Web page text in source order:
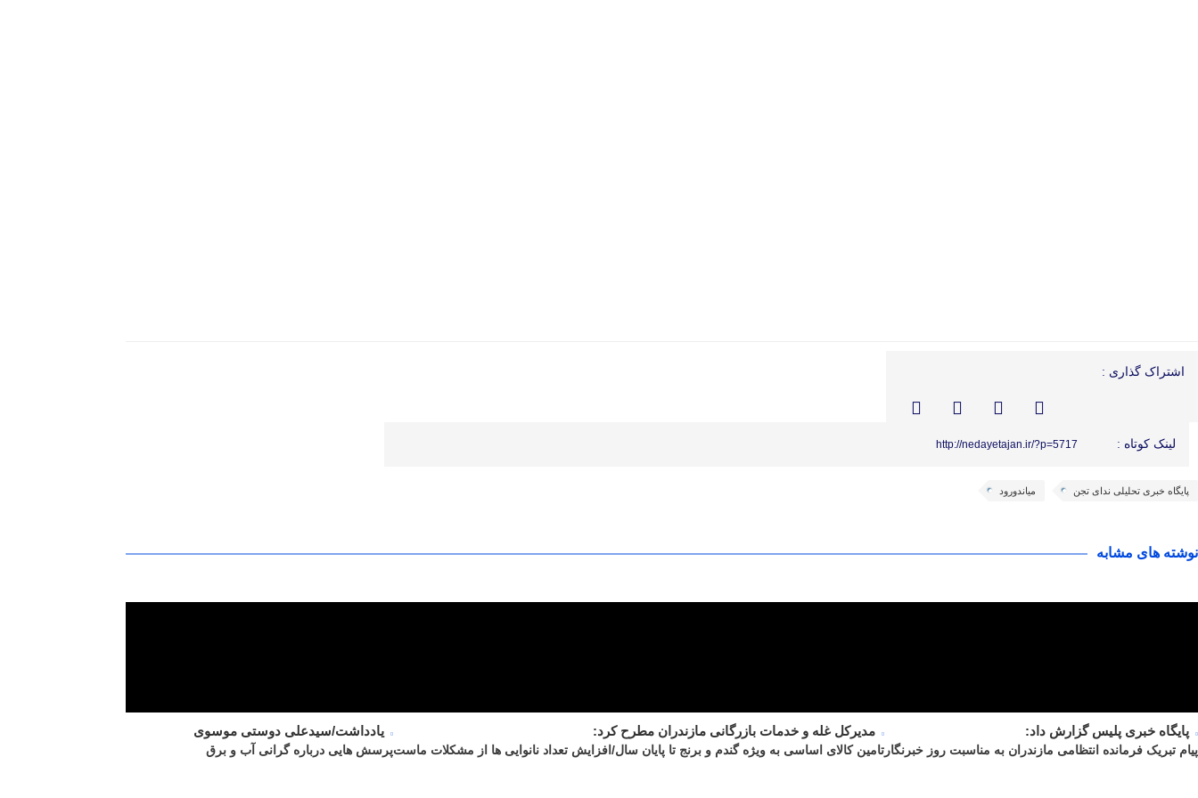
اشتراک گذاری :
لینک کوتاه : http://nedayetajan.ir/?p=5717
پایگاه خبری تحلیلی ندای تجن میاندورود
نوشته های مشابه
پایگاه خبری پلیس گزارش داد:
پیام تبریک فرمانده انتظامی مازندران به مناسبت روز خبرنگار
مدیرکل غله و خدمات بازرگانی مازندران مطرح کرد:
تامین کالای اساسی به ویژه گندم و برنج تا پایان سال/افزایش تعداد نانوایی ها از مشکلات ماست
یادداشت/سیدعلی دوستی موسوی
پرسش هایی درباره گرانی آب و برق